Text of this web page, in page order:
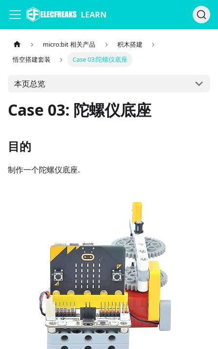
LEARN
micro:bit 相关产品
积木搭建
悟空搭建套装
Case 03:陀螺仪底座
本页总览
Case 03: 陀螺仪底座
目的
制作一个陀螺仪底座.